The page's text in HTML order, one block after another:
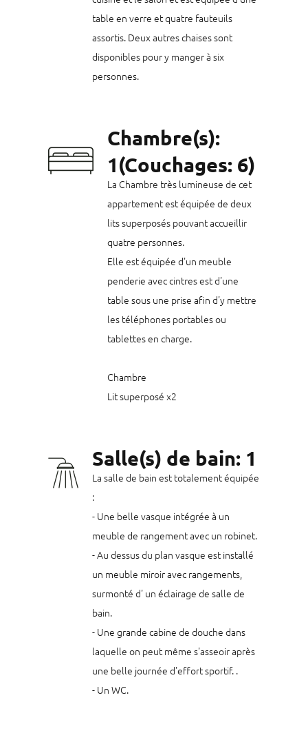
table en verre et quatre fauteuils
assortis. Deux autres chaises sont
disponibles pour y manger à six
personnes.
Chambre(s):
1(Couchages: 6)
La Chambre très lumineuse de cet
appartement est équipée de deux
lits superposés pouvant accueillir
quatre personnes.
Elle est équipée d'un meuble
penderie avec cintres est d'une
table sous une prise afin d'y mettre
les téléphones portables ou
tablettes en charge.
Chambre
Salle(s) de bain: 1
La salle de bain est totalement équipée
:
- Une belle vasque intégrée à un
meuble de rangement avec un robinet.
- Au dessus du plan vasque est installé
un meuble miroir avec rangements,
surmonté d' un éclairage de salle de
bain.
- Une grande cabine de douche dans
laquelle on peut même s'asseoir après
une belle journée d'effort sportif. .
- Un WC.